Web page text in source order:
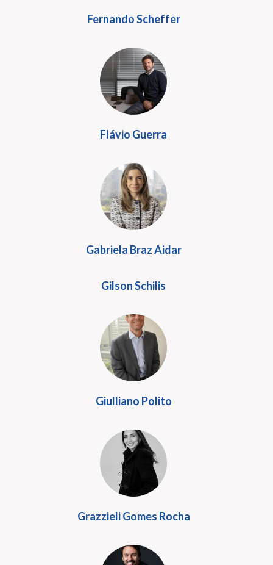
Fernando Scheffer
Flávio Guerra
Gabriela Braz Aidar
Gilson Schilis
Giulliano Polito
Grazzieli Gomes Rocha